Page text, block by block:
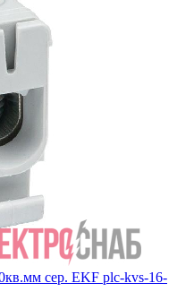
сер. EKF plc-kvs-16-